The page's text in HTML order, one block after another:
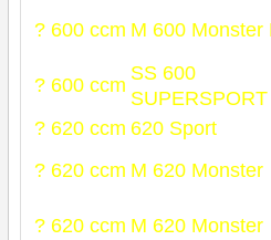
? 600 ccm M 600 Monster
? 600 ccm
SS 600
SUPERSPORT
? 620 ccm 620 Sport
? 620 ccm M 620 Monster
? 620 ccm M 620 Monster